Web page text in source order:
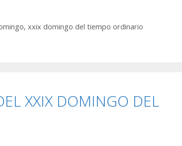
,xxix domingo del tiempo ordinario
XXIX DOMINGO DEL